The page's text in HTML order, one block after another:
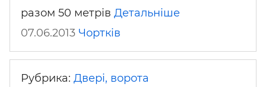
разом 50 метрів Детальніше
07.06.2013 Чортків
Рубрика: Двері, ворота